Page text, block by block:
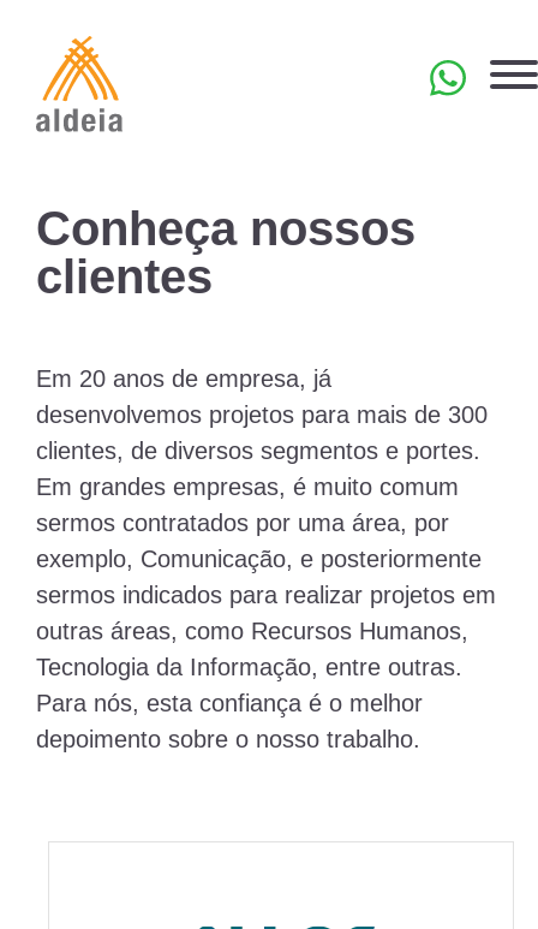
content
Conheça nossos
clientes
Em 20 anos de empresa, já
desenvolvemos projetos para mais de 300
clientes, de diversos segmentos e portes.
Em grandes empresas, é muito comum
sermos contratados por uma área, por
exemplo, Comunicação, e posteriormente
sermos indicados para realizar projetos em
outras áreas, como Recursos Humanos,
Tecnologia da Informação, entre outras.
Para nós, esta confiança é o melhor
depoimento sobre o nosso trabalho.